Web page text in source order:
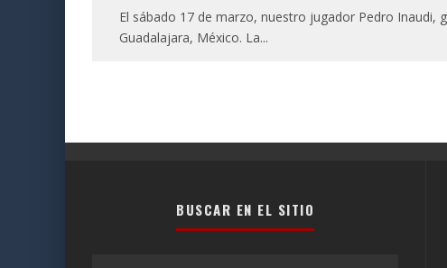
El sábado 17 de marzo, nuestro jugador Pedro Inaudi,
Guadalajara, México. La...
BUSCAR EN EL SITIO